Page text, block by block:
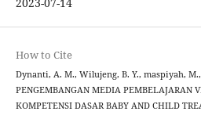
How to Cite
Dynanti, A. M., Wilujeng, B. Y., maspiyah,
PENGEMBANGAN MEDIA PEMBELAJARAN
KOMPETENSI DASAR BABY AND CHILD